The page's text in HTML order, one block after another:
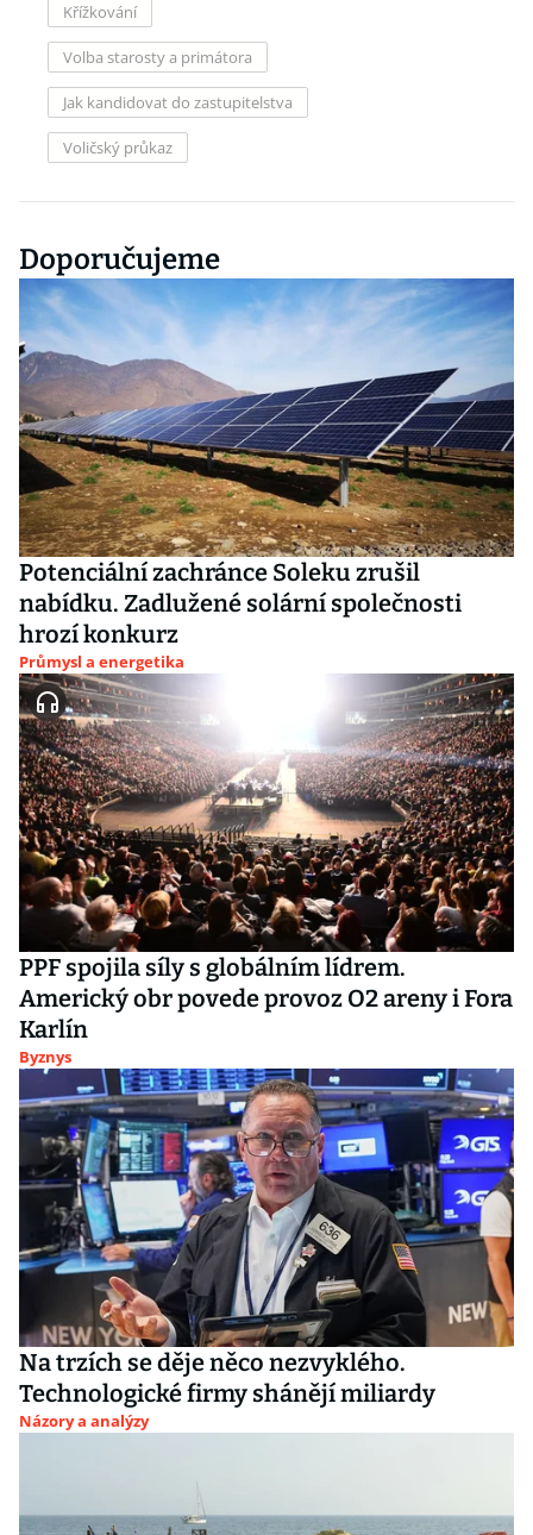
Křížkování
Volba starosty a primátora
Jak kandidovat do zastupitelstva
Voličský průkaz
Doporučujeme
Potenciální zachránce Soleku zrušil
nabídku. Zadlužené solární společnosti
hrozí konkurz
Průmysl a energetika
PPF spojila síly s globálním lídrem.
Americký obr povede provoz O2 areny i Fora
Karlín
Byznys
Na trzích se děje něco nezvyklého.
Technologické firmy shánějí miliardy
Názory a analýzy